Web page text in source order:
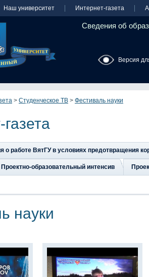
Наш университет Интернет-газета
Сведения об
Версия
> Студенческое ТВ > Фестиваль науки
о работе ВятГУ в условиях предотвращения
Проектно-образовательный интенсив
науки